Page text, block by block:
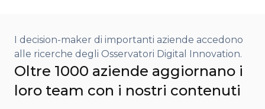
I decision-maker di importanti aziende accedono
alle ricerche degli Osservatori Digital Innovation.​
Oltre 1000 aziende aggiornano i
loro team con i nostri contenuti